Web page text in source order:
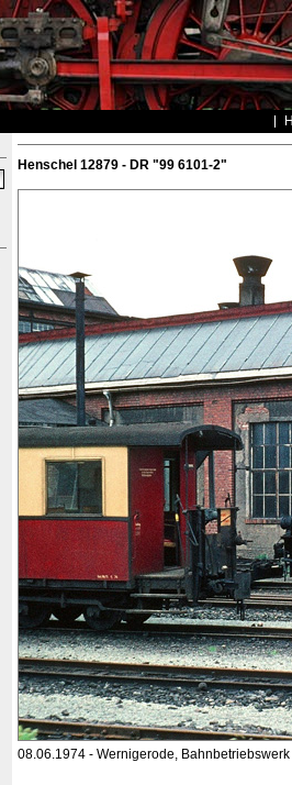
Henschel 12879 - DR "99 6101-2"
08.06.1974 - Wernigerode,